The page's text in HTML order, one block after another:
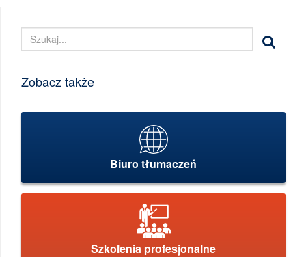
Zobacz także
Biuro tłumaczeń
Szkolenia profesjonalne